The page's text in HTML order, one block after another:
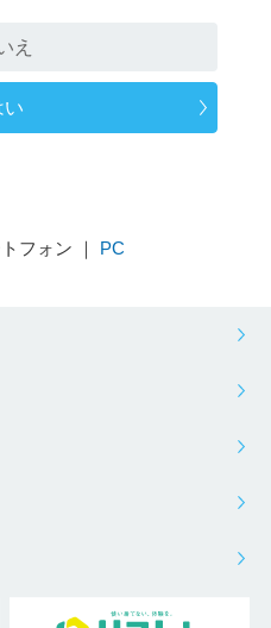
え
い
フォン ｜ PC